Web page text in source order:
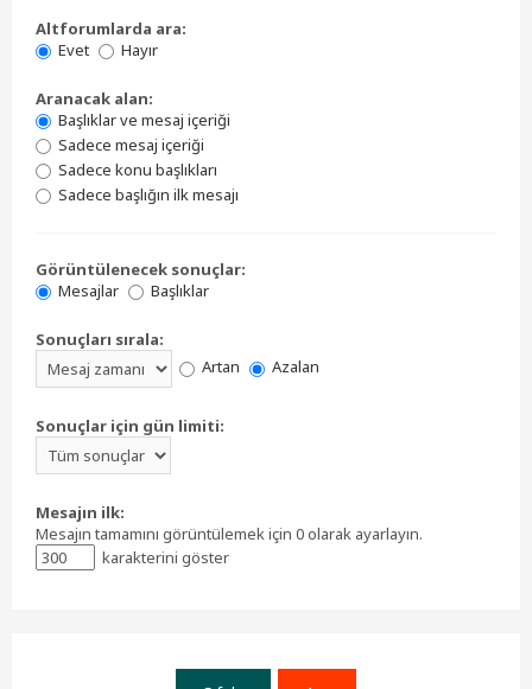
Altforumlarda ara:
Evet
Hayır
Aranacak alan:
Başlıklar ve mesaj içeriği
Sadece mesaj içeriği
Sadece konu başlıkları
Sadece başlığın ilk mesajı
Görüntülenecek sonuçlar:
Mesajlar
Başlıklar
Sonuçları sırala:
Artan
Azalan
Sonuçlar için gün limiti:
Mesajın ilk:
Mesajın tamamını görüntülemek için 0 olarak ayarlayın.
karakterini göster